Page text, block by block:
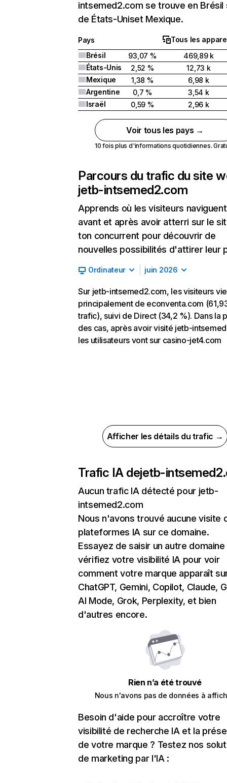
intsemed2.com se trouve en Brésil
de États-Uniset Mexique.
Pays
Tous les
Brésil
93,07 %
469,89 k
États-Unis
2,52 %
12,73 k
Mexique
1,38 %
6,98 k
Argentine
0,7 %
3,54 k
Israël
0,59 % 2,96 k
Voir tous les pays →
10 fois plus d'informations quotidiennes.
Parcours du trafic du site
jetb-intsemed2.com
Apprends où les visiteurs naviguent
avant et après avoir atterri sur le
ton concurrent pour découvrir de
nouvelles possibilités d'attirer leur
Ordinateur juin 2026
Sur jetb-intsemed2.com, les visiteurs
principalement de econventa.com
trafic), suivi de Direct (34,2 %). Dans la
des cas, après avoir visité jetb-
les utilisateurs vont sur casino-jet4.com
Afficher les détails du trafic →
Trafic IA dejetb-
Aucun trafic IA détecté pour jetb-
intsemed2.com
Nous n'avons trouvé aucune visite
plateformes IA sur ce domaine.
Essayez de saisir un autre domaine
vérifiez votre visibilité IA pour voir
comment votre marque apparaît
ChatGPT, Gemini, Copilot, Claude,
AI Mode, Grok, Perplexity, et bien
d'autres encore.
Rien n’a été trouvé
Nous n'avons pas de données à
Besoin d'aide pour accroître votre
visibilité de recherche IA et la
de votre marque ? Testez nos
de marketing par l'IA :